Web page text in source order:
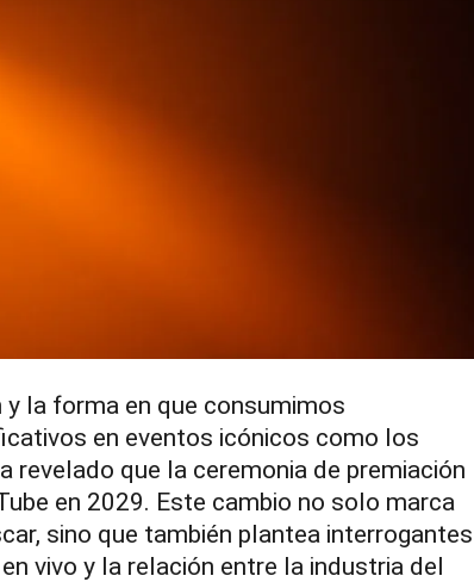
la forma en que consumimos
en eventos icónicos como los
revelado que la ceremonia de premiación
en 2029. Este cambio no solo marca
sino que también plantea interrogantes
vivo y la relación entre la industria del